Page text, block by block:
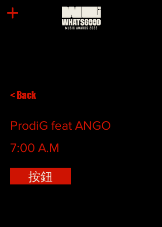
< Back
ProdiG feat ANGO
7:00 A.M
按鈕